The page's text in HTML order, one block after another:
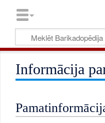
Informācija